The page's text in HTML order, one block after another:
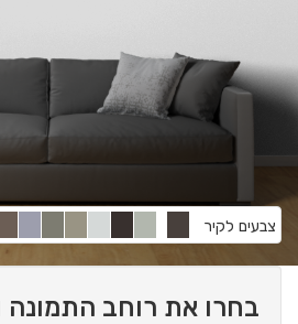
צבעים לקיר
בחרו את רוחב התמונה